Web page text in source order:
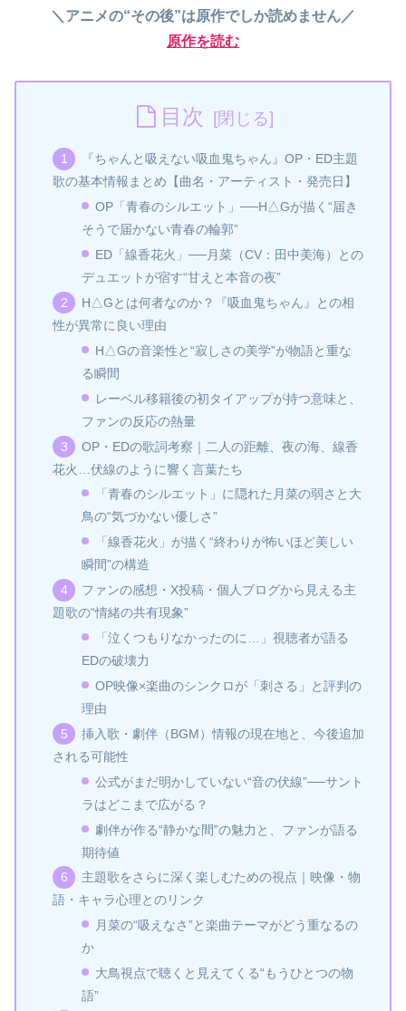
＼アニメの“その後”は原作でしか読めません／
原作を読む
目次
『ちゃんと吸えない吸血鬼ちゃん』OP・ED主題
歌の基本情報まとめ【曲名・アーティスト・発売日】
OP「青春のシルエット」──H△Gが描く“届き
そうで届かない青春の輪郭”
ED「線香花火」──月菜（CV：田中美海）との
デュエットが宿す“甘えと本音の夜”
H△Gとは何者なのか？『吸血鬼ちゃん』との相
性が異常に良い理由
H△Gの音楽性と“寂しさの美学”が物語と重な
る瞬間
レーベル移籍後の初タイアップが持つ意味と、
ファンの反応の熱量
OP・EDの歌詞考察｜二人の距離、夜の海、線香
花火…伏線のように響く言葉たち
「青春のシルエット」に隠れた月菜の弱さと大
鳥の“気づかない優しさ”
「線香花火」が描く“終わりが怖いほど美しい
瞬間”の構造
ファンの感想・X投稿・個人ブログから見える主
題歌の“情緒の共有現象”
「泣くつもりなかったのに…」視聴者が語る
EDの破壊力
OP映像×楽曲のシンクロが「刺さる」と評判の
理由
挿入歌・劇伴（BGM）情報の現在地と、今後追加
される可能性
公式がまだ明かしていない“音の伏線”──サント
ラはどこまで広がる？
劇伴が作る“静かな間”の魅力と、ファンが語る
期待値
主題歌をさらに深く楽しむための視点｜映像・物
語・キャラ心理とのリンク
月菜の“吸えなさ”と楽曲テーマがどう重なるの
か
大鳥視点で聴くと見えてくる“もうひとつの物
語”